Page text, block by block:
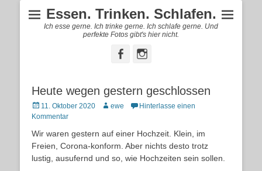
Essen. Trinken. Schlafen.
Ich esse gerne. Ich trinke gerne. Ich schlafe gerne. Und
perfekte Fotos gibt's hier nicht.
FacebookInstagram
Heute wegen gestern geschlossen
Posted
on
11. Oktober 2020 Autorewe
Hinterlasse einen
Kommentar
Wir waren gestern auf einer Hochzeit. Klein, im
Freien, Corona-konform. Aber nichts desto trotz
lustig, ausufernd und so, wie Hochzeiten sein sollen.